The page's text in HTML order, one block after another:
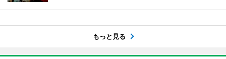
もっと見る